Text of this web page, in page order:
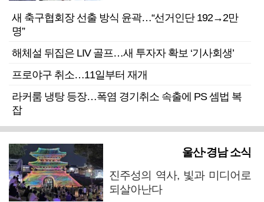
새 축구협회장 선출 방식 윤곽…“선거인단 192→2만
명”
해체설 뒤집은 LIV 골프…새 투자자 확보 ‘기사회생’
프로야구 취소…11일부터 재개
라커룸 냉탕 등장…폭염 경기취소 속출에 PS 셈법 복
잡
울산·경남 소식
진주성의 역사, 빛과 미디어로
되살아난다